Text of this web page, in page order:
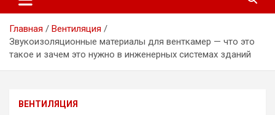
Главная
Вентиляция
Звукоизоляционные материалы для венткамер — что это
такое и зачем это нужно в инженерных системах зданий
ВЕНТИЛЯЦИЯ